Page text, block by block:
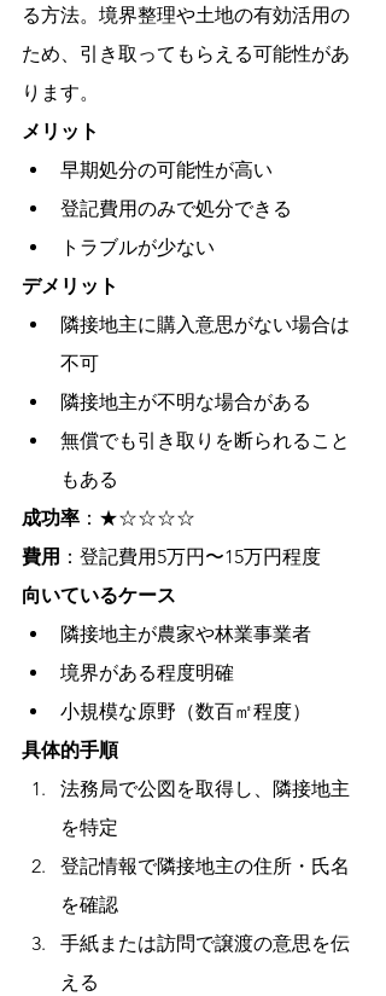
る方法。境界整理や土地の有効活用の
ため、引き取ってもらえる可能性があ
ります。
メリット
早期処分の可能性が高い
登記費用のみで処分できる
トラブルが少ない
デメリット
隣接地主に購入意思がない場合は
不可
隣接地主が不明な場合がある
無償でも引き取りを断られること
もある
成功率 ：★☆☆☆☆
費用 ：登記費用5万円〜15万円程度
向いているケース
隣接地主が農家や林業事業者
境界がある程度明確
小規模な原野（数百㎡程度）
具体的手順
法務局で公図を取得し、隣接地主
を特定
登記情報で隣接地主の住所・氏名
を確認
手紙または訪問で譲渡の意思を伝
える